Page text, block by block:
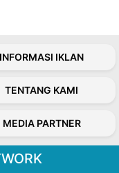
INFORMASI IKLAN
TENTANG KAMI
MEDIA PARTNER